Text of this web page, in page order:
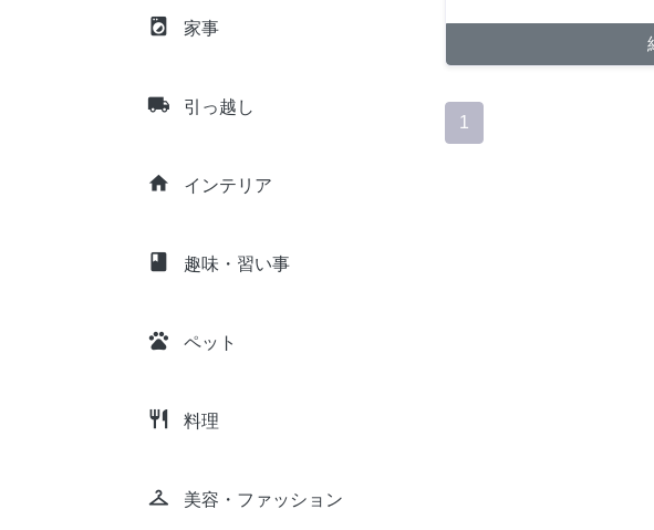
local_laundry_service 家事
local_shipping 引っ越し
home インテリア
class 趣味・習い事
pets ペット
restaurant 料理
checkroom 美容・ファッション
1